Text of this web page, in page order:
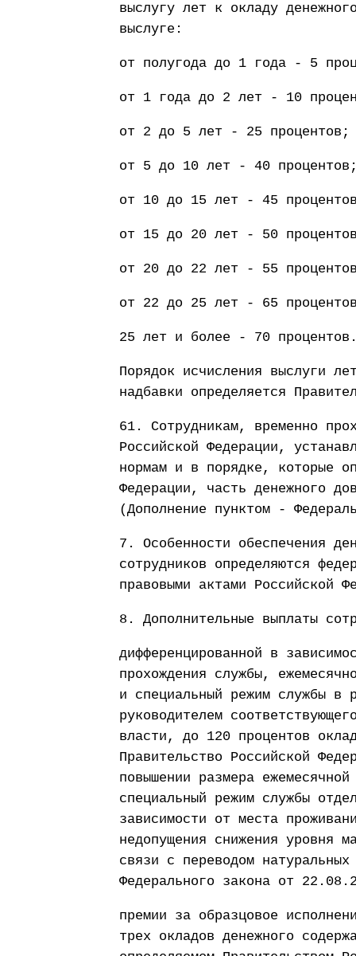
выслугу лет к окладу
выслуге:
от полугода до 1 года - 5
от 1 года до 2 лет - 10
от 2 до 5 лет - 25 процентов;
от 5 до 10 лет - 40
от 10 до 15 лет - 45
от 15 до 20 лет - 50
от 20 до 22 лет - 55
от 22 до 25 лет - 65
25 лет и более - 70
Порядок исчисления выслуги
надбавки определяется
61. Сотрудникам, временно
Российской Федерации,
нормам и в порядке, которые
Федерации, часть денежного
(Дополнение пунктом -
7. Особенности обеспечения
сотрудников определяются
правовыми актами Российской
8. Дополнительные выплаты
дифференцированной в
прохождения службы,
и специальный режим службы в
руководителем
власти, до 120 процентов
Правительство Российской
повышении размера
специальный режим службы
зависимости от места
недопущения снижения уровня
связи с переводом
Федерального закона от
премии за образцовое
трех окладов денежного